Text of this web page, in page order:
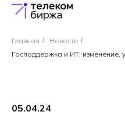
Главная / Новости /
Господдержка и ИТ: изменение,
05.04.24